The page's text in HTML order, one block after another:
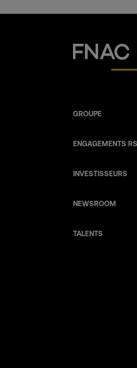
Fnac Darty
GROUPE
ENGAGEMENTS
INVESTISSEURS
NEWSROOM
TALENTS